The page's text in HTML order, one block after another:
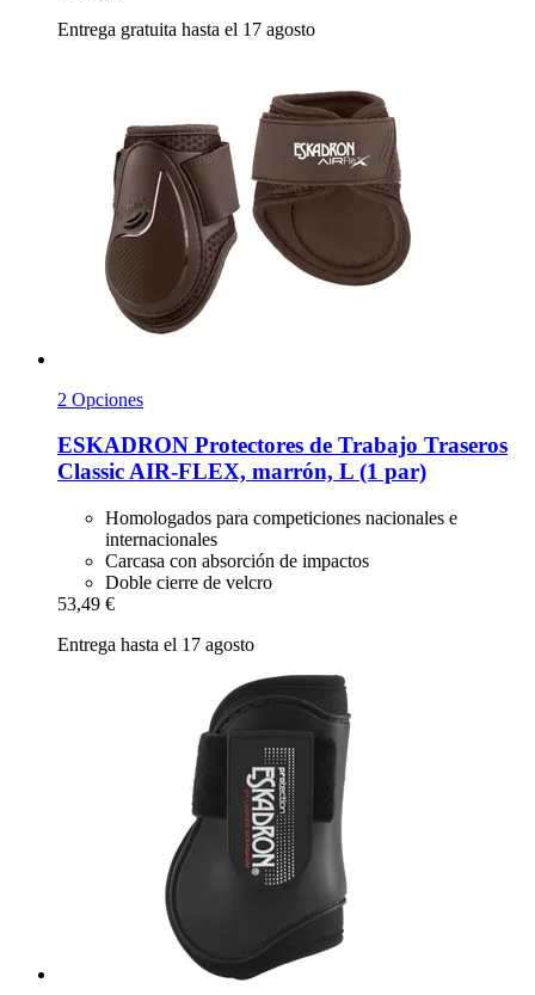
Entrega gratuita hasta el 17 agosto
2 Opciones
ESKADRON Protectores de Trabajo Traseros
Classic AIR-​FLEX, marrón, L (1 par)
Homologados para competiciones nacionales e
internacionales
Carcasa con absorción de impactos
Doble cierre de velcro
53,49 €
Entrega hasta el 17 agosto